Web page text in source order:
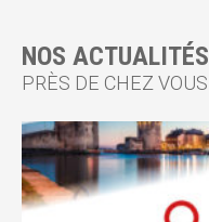
NOS ACTUALITÉS
PRÈS DE CHEZ VOUS